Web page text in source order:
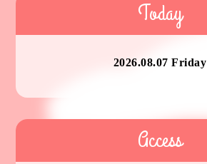
Today
2026.08.07 Friday
Access